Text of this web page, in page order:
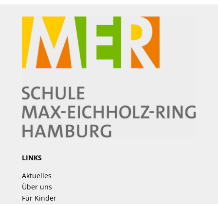
LINKS
Aktuelles
Über uns
Für Kinder